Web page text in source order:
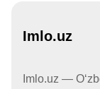
Imlo.uz
Imlo.uz —